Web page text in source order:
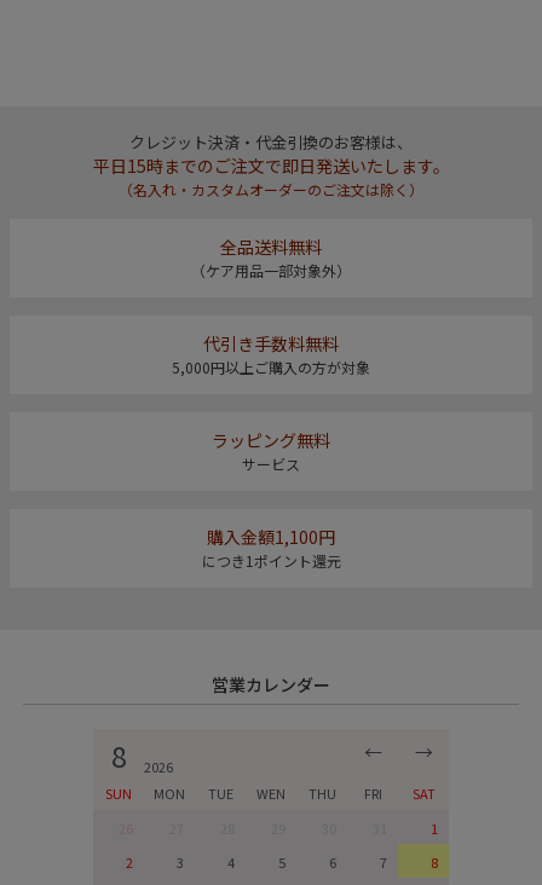
クレジット決済・代金引換のお客様は、
平日15時までのご注文で即日発送いたします。
（名入れ・カスタムオーダーのご注文は除く）
全品送料無料
（ケア用品一部対象外）
代引き手数料無料
5,000円以上ご購入の方が対象
ラッピング無料
サービス
購入金額1,100円
につき1ポイント還元
営業カレンダー
8 2026
← →
SUN MON TUE WEN THU FRI
SAT
1
2
3 4 5 6 7
8